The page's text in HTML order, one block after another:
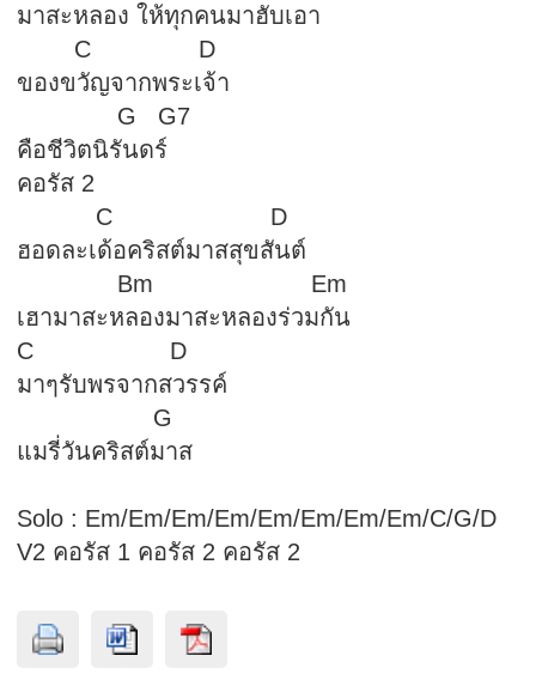
มาสะหลอง ให้ทุกคนมาฮับเอา
C D
ของขวัญจากพระเจ้า
G G7
คือชีวิตนิรันดร์
คอรัส 2
C D
ฮอดละเด้อคริสต์มาสสุขสันต์
Bm Em
เฮามาสะหลองมาสะหลองร่วมกัน
C D
มาๆรับพรจากสวรรค์
G
แมรี่วันคริสต์มาส
Solo : Em/Em/Em/Em/Em/Em/Em/Em/C/G/D
V2 คอรัส 1 คอรัส 2 คอรัส 2